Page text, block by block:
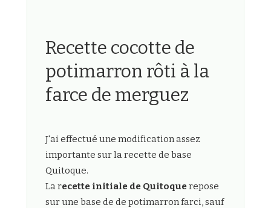
Recette cocotte de
potimarron rôti à la
farce de merguez
J'ai effectué une modification assez
importante sur la recette de base
Quitoque.
La recette initiale de Quitoquerepose
sur une base de de potimarron farci, sauf